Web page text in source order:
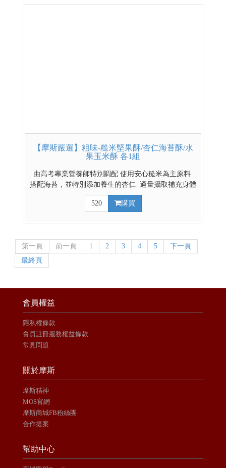
【摩斯嚴選】粗味-糙米堅果酥/杏仁海苔酥/水
果玉米酥 各1組
由高考專業營養師特別調配 使用安心糙米為主原料
搭配海苔，並特別添加養生的杏仁 適量攝取補充身體
所需的鐵質及食物膳食纖維 全素食且無麩質配方 適
合任何年齡及過敏體質 單入賣場點我
520 購買
第一頁 前一頁 1 2 3 4 5
下一頁
最終頁
會員權益
隱私權條款
會員註冊服務權益條款
常見問題
關於摩斯
摩斯精神
MOS官網
摩斯商城FB粉絲團
合作提案
幫助中心